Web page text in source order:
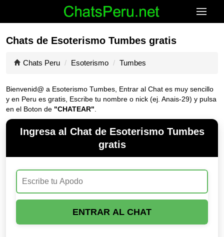
Chats de Esoterismo Tumbes gratis
Chats Peru Esoterismo Tumbes
Bienvenid@ a Esoterismo Tumbes, Entrar al Chat es muy sencillo
y en Peru es gratis, Escribe tu nombre o nick (ej. Anais-29) y pulsa
en el Boton de "CHATEAR"
Ingresa al Chat de Esoterismo Tumbes
gratis
ENTRAR AL CHAT